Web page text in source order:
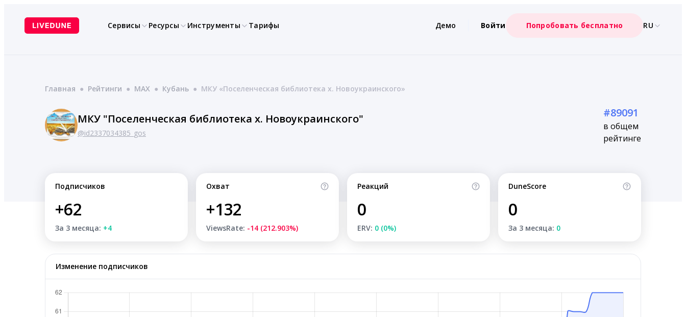
содержимому
Сервисы Ресурсы Инструменты Тарифы Демо Войти Попробовать бесплатно RU
Главная ● Рейтинги ● MAX ● Кубань ● МКУ «Поселенческая библиотека х. Новоукраинского»
МКУ "Поселенческая библиотека х. Новоукраинского"
@id2337034385_gos
#89091
в общем
рейтинге
Подписчиков
+62
За 3 месяца: +4
Охват
+132
ViewsRate: -14 (212.903%)
Реакций
0
ERV: 0 (0%)
DuneScore
0
За 3 месяца: 0
Изменение подписчиков